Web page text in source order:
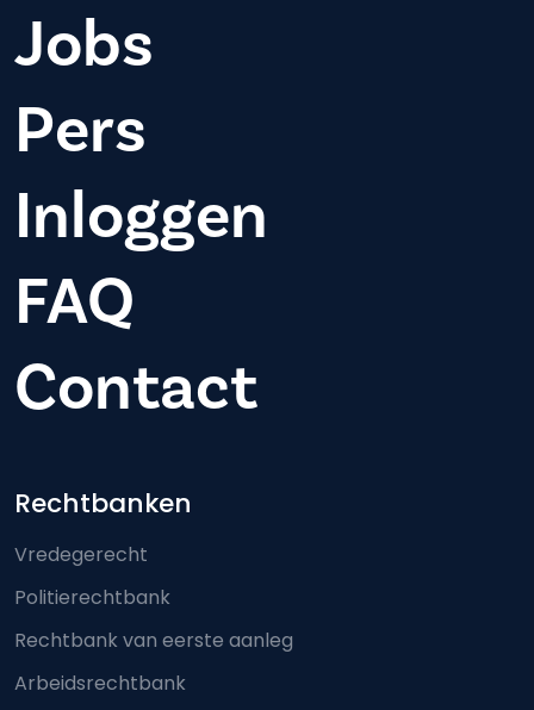
Jobs
Pers
Inloggen
FAQ
Contact
Footer-menu
Rechtbanken
Vredegerecht
Politierechtbank
Rechtbank van eerste aanleg
Arbeidsrechtbank